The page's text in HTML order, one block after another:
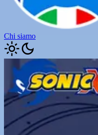
Chi siamo